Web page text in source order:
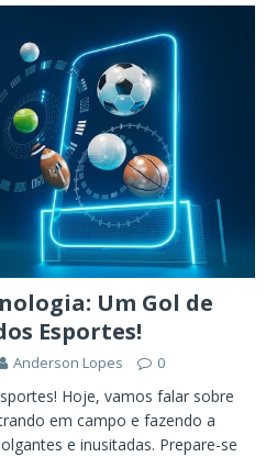
Um Gol de
Esportes!
Anderson Lopes 0
Hoje, vamos falar sobre
em campo e fazendo a
e inusitadas. Prepare-se